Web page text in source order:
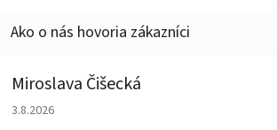
Miroslava Čišecká
Hodnotenie obchodu je 1 z 5 hviezdičiek.
3.8.2026